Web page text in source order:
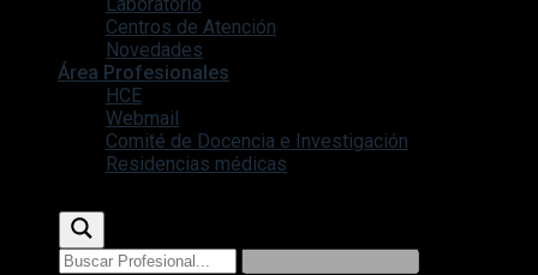
Laboratorio
Centros de Atención
Novedades
Área Profesionales
HCE
Webmail
Comité de Docencia e Investigación
Residencias médicas